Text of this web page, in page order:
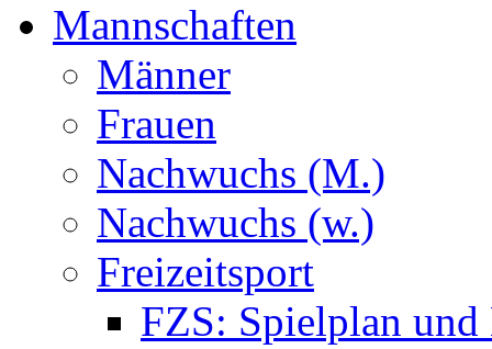
Mannschaften
Männer
Frauen
Nachwuchs (M.)
Nachwuchs (w.)
Freizeitsport
FZS: Spielplan und